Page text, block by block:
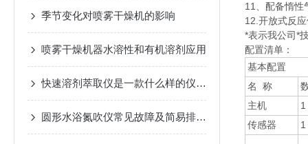
季节变化对喷雾干燥机的影响
喷雾干燥机器水溶性和有机溶剂应用
快速溶剂萃取仪是一款什么样的仪器？
圆形水浴氮吹仪常见故障及简易排除方法
11、配备惰性
12.开放式反
*表示我公司*
配置清单：
基本配置
名 称
主机
传感器